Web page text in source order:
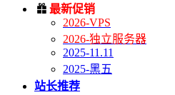
 最新促销
2026-VPS
2026-独立服务器
2025-11.11
2025-黑五
站长推荐